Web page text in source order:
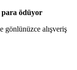
para ödüyor
gönlünüzce alışveriş